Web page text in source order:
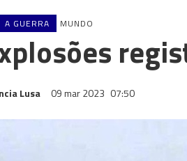
A GUERRA MUNDO
Lusa 09 mar 2023 07:50